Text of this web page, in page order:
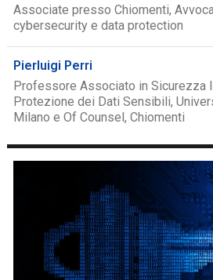
Associate presso Chiomenti,
cybersecurity e data protection
Pierluigi Perri
Professore Associato in Sicurezza
Protezione dei Dati Sensibili,
Milano e Of Counsel, Chiomenti